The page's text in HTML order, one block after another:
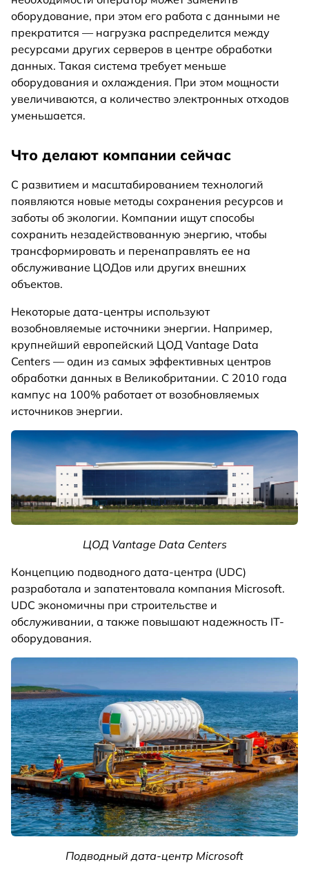
оборудование, при этом его работа с данными не
прекратится — нагрузка распределится между
ресурсами других серверов в центре обработки
данных. Такая система требует меньше
оборудования и охлаждения. При этом мощности
увеличиваются, а количество электронных отходов
уменьшается.
Что делают компании сейчас
С развитием и масштабированием технологий
появляются новые методы сохранения ресурсов и
заботы об экологии. Компании ищут способы
сохранить незадействованную энергию, чтобы
трансформировать и перенаправлять ее на
обслуживание ЦОДов или других внешних
объектов.
Некоторые дата-центры используют
возобновляемые источники энергии. Например,
крупнейший европейский ЦОД Vantage Data
Centers — один из самых эффективных центров
обработки данных в Великобритании. С 2010 года
кампус на 100% работает от возобновляемых
источников энергии.
ЦОД Vantage Data Centers
Концепцию подводного дата-центра (UDC)
разработала и запатентовала компания Microsoft.
UDC экономичны при строительстве и
обслуживании, а также повышают надежность IT-
оборудования.
Подводный дата-центр Microsoft